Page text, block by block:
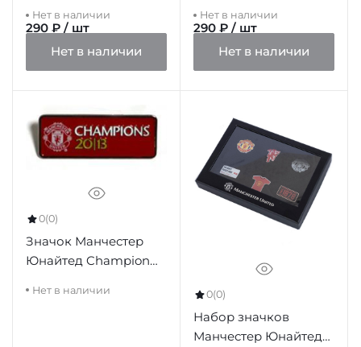
Нет в наличии
290 ₽ / шт
Нет в наличии
Нет в наличии
290 ₽ / шт
Нет в наличии
0(0)
Значок Манчестер
Юнайтед Champion
Нет в наличии 0(0)
Набор значков
Манчестер Юнайтед